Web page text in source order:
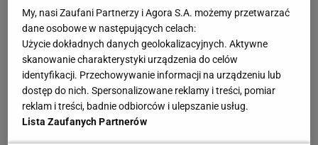
Wsyp do pralki zamiast płynu. Ręczniki
odzyskają miękkość
Muszki owocówki w kuchni? Ten prosty trik może
pomóc się ich pozbyć
My, nasi Zaufani Partnerzy i Agora S.A. możemy przetwarzać
dane osobowe w następujących celach:
Użycie dokładnych danych geolokalizacyjnych. Aktywne
skanowanie charakterystyki urządzenia do celów
identyfikacji. Przechowywanie informacji na urządzeniu lub
dostęp do nich. Spersonalizowane reklamy i treści, pomiar
reklam i treści, badnie odbiorców i ulepszanie usług.
Lista Zaufanych Partnerów